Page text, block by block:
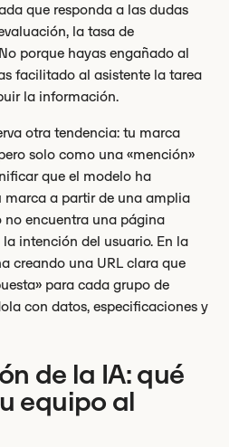
que responda a las dudas
la tasa de
porque hayas engañado al
facilitado al asistente la tarea
la información.
otra tendencia: tu marca
solo como una «mención»
que el modelo ha
marca a partir de una amplia
no encuentra una página
intención del usuario. En la
creando una URL clara que
para cada grupo de
con datos, especificaciones y
de la IA: qué
equipo al